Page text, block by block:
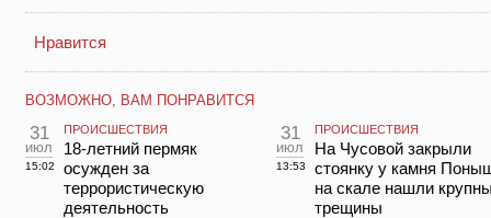
Нравится
ВОЗМОЖНО, ВАМ ПОНРАВИТСЯ
31
июл
15:02
ПРОИСШЕСТВИЯ
18-летний пермяк
осужден за
террористическую
деятельность
31
июл
13:53
ПРОИСШЕСТВИЯ
На Чусовой закрыли
стоянку у камня
на скале нашли
трещины